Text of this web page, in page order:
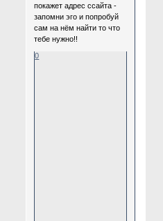
покажет адрес ссайта -
запомни эго и попробуй
сам на нём найти то что
тебе нужно!!
0